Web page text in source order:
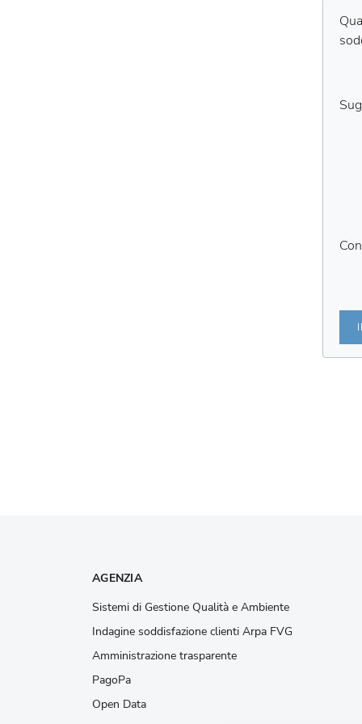
AGENZIA
Sistemi di Gestione Qualità e Ambiente
Indagine soddisfazione clienti Arpa FVG
Amministrazione trasparente
PagoPa
Open Data